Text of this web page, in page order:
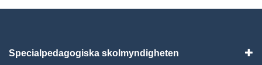
Specialpedagogiska skolmyndigheten